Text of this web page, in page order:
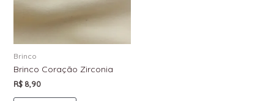
Brinco
Brinco Coração Zirconia
R$8,90